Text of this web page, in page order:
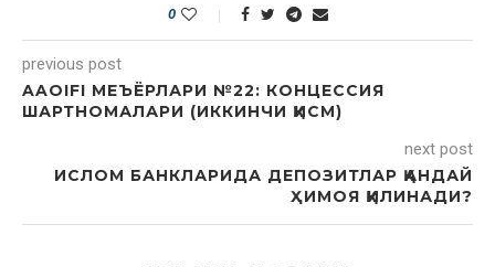
0
previous post
AAOIFI МЕЪЁРЛАРИ №22: КОНЦЕССИЯ
ШАРТНОМАЛАРИ (ИККИНЧИ ҚИСМ)
next post
ИСЛОМ БАНКЛАРИДА ДЕПОЗИТЛАР ҚАНДАЙ
ҲИМОЯ ҚИЛИНАДИ?